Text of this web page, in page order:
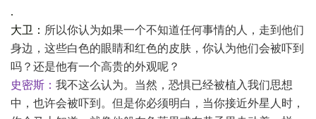
.
大卫： 所以你认为如果一个不知道任何事情的人，走到他们
身边，这些白色的眼睛和红色的皮肤，你认为他们会被吓到
吗？还是他有一个高贵的外观呢？
史密斯： 我不这么认为。当然，恐惧已经被植入我们思想
中，也许会被吓到。但是你必须明白，当你接近外星人时，